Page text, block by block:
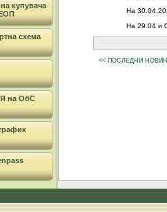
купувача
схема
на ОбС
На
На 29.04 и
<< ПОСЛЕДНИ